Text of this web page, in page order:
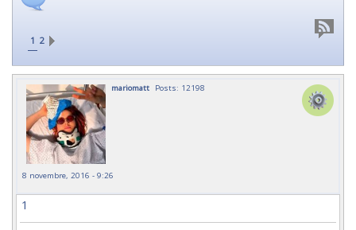
1 2
mariomatt Posts: 12198
8 novembre, 2016 - 9:26
1